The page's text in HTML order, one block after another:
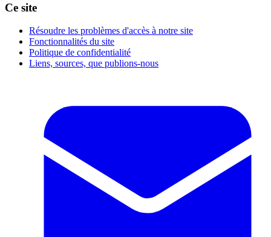
Ce site
Résoudre les problèmes d'accès à notre site
Fonctionnalités du site
Politique de confidentialité
Liens, sources, que publions-nous